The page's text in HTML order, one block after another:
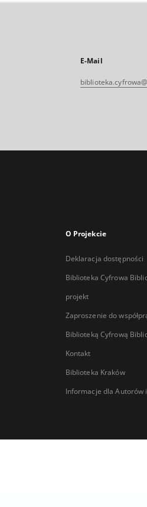
E-Mail
O Projekcie
Deklaracja dostępności
Biblioteka Cyfrowa
projekt
Zaproszenie do
Biblioteką Cyfrową
Kontakt
Biblioteka Kraków
Informacje dla Autorów